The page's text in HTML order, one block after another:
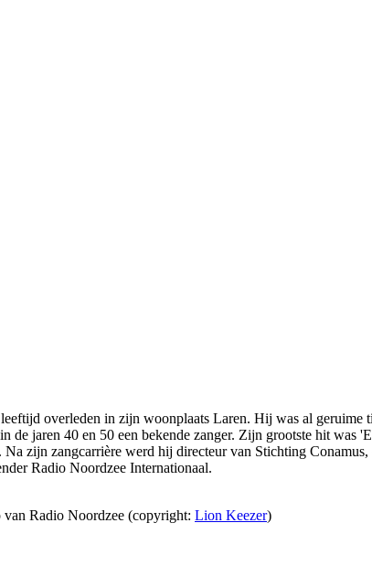
overleden in zijn woonplaats Laren. Hij was al
jaren 40 en 50 een bekende zanger. Zijn grootste hit was
zijn zangcarrière werd hij directeur van Stichting
Radio Noordzee Internationaal.
Radio Noordzee (copyright: Lion Keezer)